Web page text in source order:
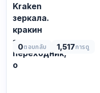
Kraken
зеркала.
кракин
зеркало,
переходник,
о
0ตอบกลับ 1,517การดู